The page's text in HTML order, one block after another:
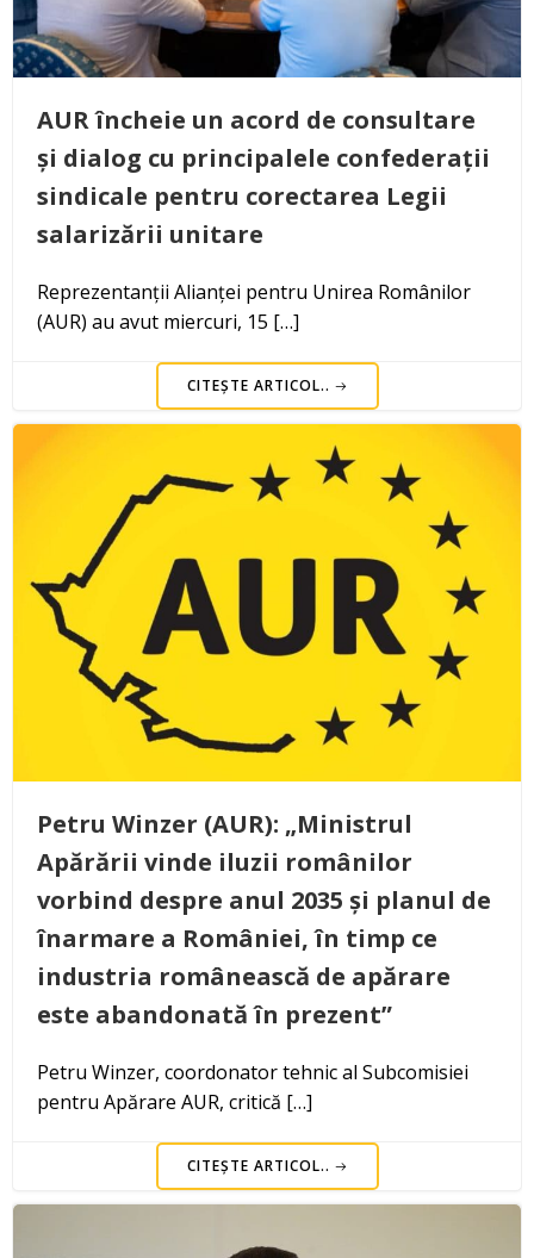
AUR încheie un acord de consultare
și dialog cu principalele confederații
sindicale pentru corectarea Legii
salarizării unitare
Reprezentanții Alianței pentru Unirea Românilor
(AUR) au avut miercuri, 15 […]
CITEȘTE ARTICOL..
Petru Winzer (AUR): „Ministrul
Apărării vinde iluzii românilor
vorbind despre anul 2035 și planul de
înarmare a României, în timp ce
industria românească de apărare
este abandonată în prezent”
Petru Winzer, coordonator tehnic al Subcomisiei
pentru Apărare AUR, critică […]
CITEȘTE ARTICOL..